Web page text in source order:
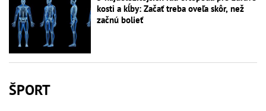
kosti a kĺby: Začať treba oveľa skôr, než
začnú bolieť
ŠPORT